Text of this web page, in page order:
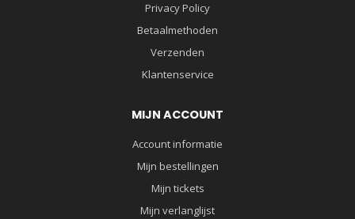
Privacy Policy
Betaalmethoden
Verzenden
Klantenservice
MIJN ACCOUNT
Account informatie
Mijn bestellingen
Mijn tickets
Mijn verlanglijst